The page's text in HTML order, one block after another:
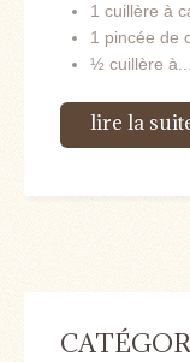
1 cuillère à
1 pincée de
½ cuillère à...
lire la